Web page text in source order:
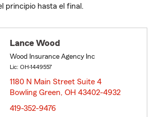
principio hasta el final.
Lance Wood
Wood Insurance Agency Inc
Lic: OH-1449557
1180 N Main Street Suite 4
Bowling Green, OH 43402-4932
419-352-9476